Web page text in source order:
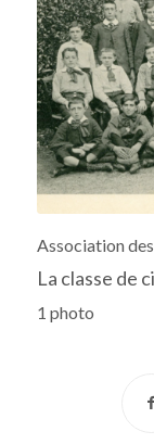
Association
La classe de
1 photo